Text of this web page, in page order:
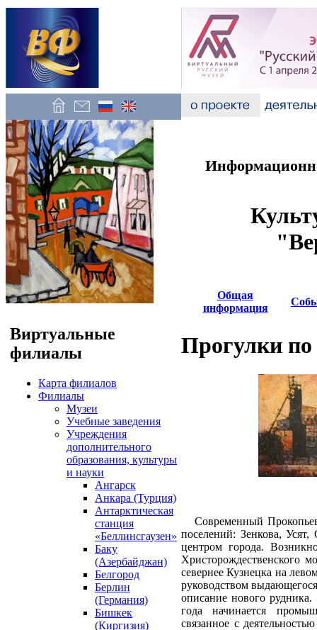
Виртуальные
филиалы
Карта филиалов
Филиалы
Музеи
Учебные заведения
Учреждения
дополнительного
образования, культуры
и науки
Ангарск
Анкара (Турция)
Антарктическая
станция
«Беллинсгаузен»
Баку
(Азербайджан)
Белгород
Берлин
(Германия)
Бишкек
(Киргизия)
Общая
информация
Прогулки по
Современный
поселений: Зенкова,
центром города.
Христорождественского
севернее Кузнецка на
руководством
описание нового
года начинается
связанное с